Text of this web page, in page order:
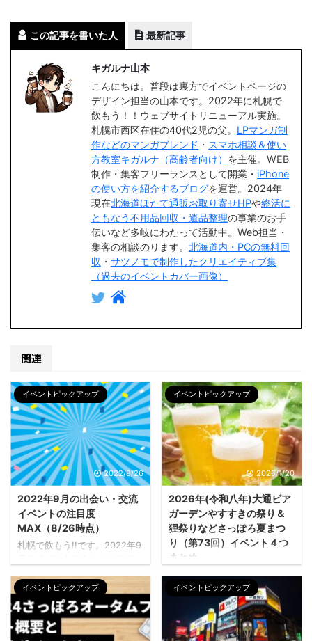
この記事を書いた人 最新記事
キガルナ山本
こんにちは。普段は裏方でイベントページの
デザイン担当の山本です。2022年に札幌で
飲もう！！ウェブサイトリニューアル実施。
札幌市西区在住の40代2児の父。 LPマンガ制
作などのマンガブレンド ・ スマホ相談＆使い
方教室キガルナ（高齢者向け） を主催。WEB
制作・集客フリーランスとして開業・ iPhone
の使い方を紹介するブログを運営。2024年
現在北海道ほたて通販お取り寄せHPや終活に
ともなう不用品回収・遺品整理の事業のお手
伝いなど多岐にわたって活動中。Web担当・
集客の相談のります。 北海道内・PCの無料回
収 ・ サツノモで制作したクリエイティブ集
（過去のイベントカバー画像）
関連
イベントピックアップ
2022/8/26
2022年9月の出会い・交流
イベントの注目度
MAX（8/26時点）
札幌で飲もう!!です。2022年9
ている」イベントをピックア
ップしてご紹介しています！
札幌＆近郊からとても多くの
閲覧いつもありがとうござい
ます。 コミュニティBAR運営
イベントピックアップ
2026/1/20
2026年(令和八年)大通ビア
ガーデンやすすきの祭り＆
狸祭りなどさっぽろ夏まつ
り（第73回）イベント４つ
まとめ
「最高の夏が、今年も札幌で
開催！」 札幌市民のみなら
ず、世界中から多くの人が集
う「2026さっぽろ夏まつり
（第73回）」の開催日程が12
イベントピックアップ イベントピックアップ